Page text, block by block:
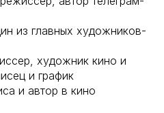
из главных художников-
художник кино и
и график
и автор в кино